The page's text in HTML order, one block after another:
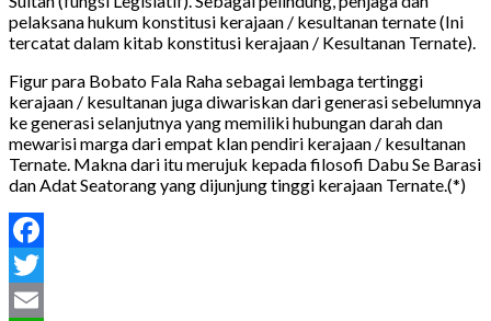
pelaksana hukum konstitusi kerajaan / kesultanan ternate (Ini
tercatat dalam kitab konstitusi kerajaan / Kesultanan Ternate).
Figur para Bobato Fala Raha sebagai lembaga tertinggi
kerajaan / kesultanan juga diwariskan dari generasi sebelumnya
ke generasi selanjutnya yang memiliki hubungan darah dan
mewarisi marga dari empat klan pendiri kerajaan / kesultanan
Ternate. Makna dari itu merujuk kepada filosofi Dabu Se Barasi
dan Adat Seatorang yang dijunjung tinggi kerajaan Ternate.(*)
Facebook
Twitter